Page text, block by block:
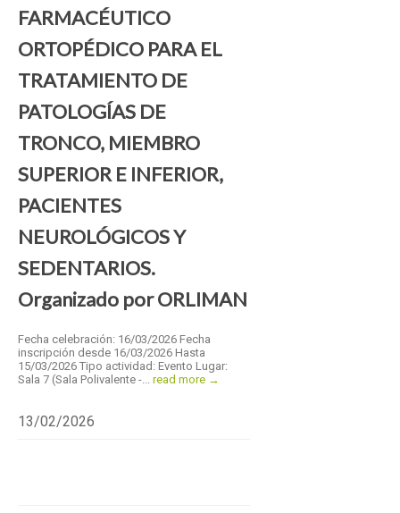
FARMACÉUTICO
ORTOPÉDICO PARA EL
TRATAMIENTO DE
PATOLOGÍAS DE
TRONCO, MIEMBRO
SUPERIOR E INFERIOR,
PACIENTES
NEUROLÓGICOS Y
SEDENTARIOS.
Organizado por ORLIMAN
Fecha celebración: 16/03/2026 Fecha
inscripción desde 16/03/2026 Hasta
15/03/2026 Tipo actividad: Evento Lugar:
Sala 7 (Sala Polivalente -... read more →
13/02/2026